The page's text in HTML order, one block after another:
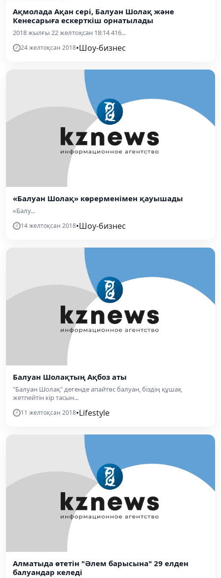
Ақмолада Ақан сері, Балуан Шолақ және
Кенесарыға ескерткіш орнатылады
2018 жылғы 22 желтоқсан 18:14 416...
24 желтоқсан 2018•Шоу-бизнес
«Балуан Шолақ» көрерменімен қауышады
«Балу...
14 желтоқсан 2018•Шоу-бизнес
Балуан Шолақтың Ақбоз аты
"Балуан Шолақ" дегенде апайтөс балуан, біздің құшақ
жетпейтін кір тасын...
11 желтоқсан 2018•Lifestyle
Алматыда өтетін "Әлем барысына" 29 елден
балуандар келеді